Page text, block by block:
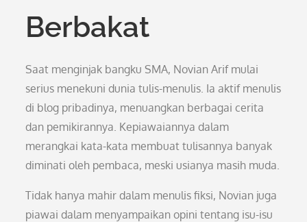
Berbakat
Saat menginjak bangku SMA, Novian Arif mulai
serius menekuni dunia tulis-menulis. Ia aktif menulis
di blog pribadinya, menuangkan berbagai cerita
dan pemikirannya. Kepiawaiannya dalam
merangkai kata-kata membuat tulisannya banyak
diminati oleh pembaca, meski usianya masih muda.
Tidak hanya mahir dalam menulis fiksi, Novian juga
piawai dalam menyampaikan opini tentang isu-isu